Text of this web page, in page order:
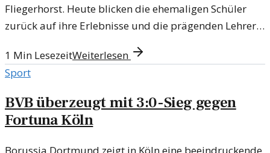
Fliegerhorst. Heute blicken die ehemaligen Schüler
zurück auf ihre Erlebnisse und die prägenden Lehrer
1 Min LesezeitWeiterlesen
Sport
BVB überzeugt mit 3:0-Sieg gegen
Fortuna Köln
Borussia Dortmund zeigt in Köln eine beeindruckende